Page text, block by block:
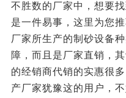
不胜数的厂家中，想要
是一件易事，这里为您
厂家所生产的制砂设备
障，而且是厂家直销，
的经销商代销的实惠很
产厂家犹豫这的用户，